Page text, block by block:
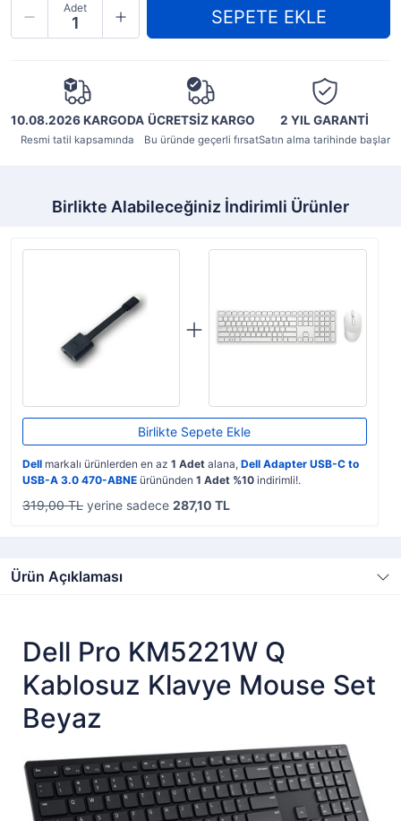
Adet
10.08.2026 KARGODA
Resmi tatil kapsamında
ÜCRETSİZ KARGO
Bu üründe geçerli fırsat
2 YILGARANTİ
Satın alma tarihinde başlar
Birlikte Alabileceğiniz İndirimli Ürünler
Birlikte Sepete Ekle
Dell markalı ürünlerden en az 1 Adet alana, Dell Adapter USB-C to
USB-A 3.0 470-ABNE ürününden 1 Adet %10 indirimli!.
319,00 TL yerine sadece 287,10 TL
Ürün Açıklaması
Dell Pro KM5221W Q
Kablosuz Klavye Mouse Set
Beyaz